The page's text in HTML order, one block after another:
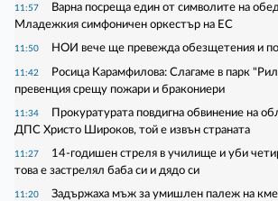
11:57
Варна посреща един от символите на
Младежкия симфоничен оркестър на ЕС
11:50 НОИ вече ще превежда обезщетения и
11:42
Росица Карамфилова: Слагаме в парк
превенция срещу пожари и бракониери
11:34
Прокуратурата повдигна обвинение на
ДПС Христо Широков, той е извън страната
11:27
14-годишен стреля в училище и уби
това е застрелял баба си и дядо си
11:20 Задържаха мъж за умишлен палеж на